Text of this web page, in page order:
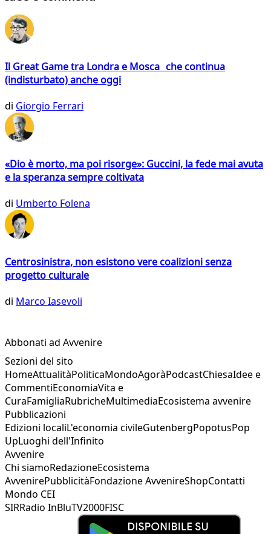
Il Great Game tra Londra e Mosca che continua
(indisturbato) anche oggi
di Giorgio Ferrari
«Dio è morto, ma poi risorge»: Guccini, la fede mai avuta
e la speranza sempre coltivata
di Umberto Folena
Centrosinistra, non esistono vere coalizioni senza
progetto culturale
di Marco Iasevoli
Abbonati ad Avvenire
Sezioni del sito
HomeAttualitàPoliticaMondoAgoràPodcastChiesaIdee e
CommentiEconomiaVita e
CuraFamigliaRubricheMultimediaEcosistema avvenire
Pubblicazioni
Edizioni localiL'economia civileGutenbergPopotusPop
UpLuoghi dell'Infinito
Avvenire
Chi siamoRedazioneEcosistema
AvvenirePubblicitàFondazione AvvenireShopContatti
Mondo CEI
SIRRadio InBluTV2000FISC